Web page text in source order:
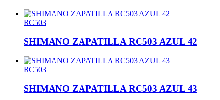
RC503
SHIMANO ZAPATILLA RC503 AZUL 42
RC503
SHIMANO ZAPATILLA RC503 AZUL 43